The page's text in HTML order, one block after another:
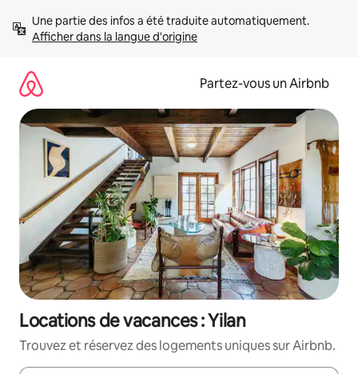
directement
Afficher dans la langue d'origine
Partez-vous un Airbnb
Locations de vacances : Yilan
Trouvez et réservez des logements uniques sur Airbnb.